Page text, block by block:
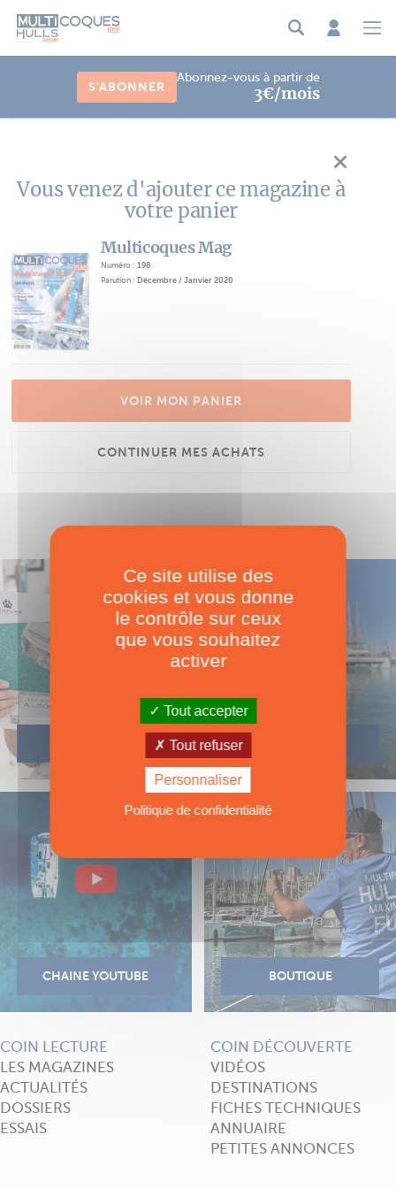
S'ABONNER
Abonnez-vous à partir de
3€/mois
Vous venez d'ajouter ce magazine à
votre panier
Multicoques Mag
Numéro : 198
Parution : Décembre / Janvier 2020
VOIR MON PANIER
CONTINUER MES ACHATS
COIN LECTURE
LES MAGAZINES
ACTUALITÉS
DOSSIERS
ESSAIS
COIN DÉCOUVERTE
VIDÉOS
DESTINATIONS
FICHES TECHNIQUES
ANNUAIRE
PETITES ANNONCES
Ce site utilise des
cookies et vous donne
le contrôle sur ceux
que vous souhaitez
activer
Tout accepter
Tout refuser
Personnaliser
Politique de confidentialité